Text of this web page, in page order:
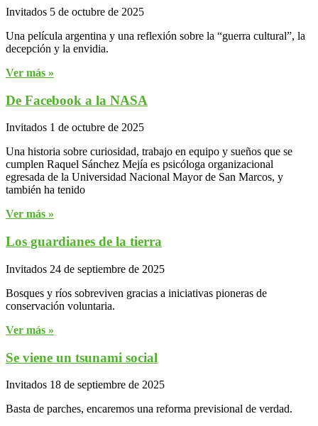
Invitados 5 de octubre de 2025
Una película argentina y una reflexión sobre la “guerra cultural”, la
decepción y la envidia.
Ver más »
De Facebook a la NASA
Invitados 1 de octubre de 2025
Una historia sobre curiosidad, trabajo en equipo y sueños que se
cumplen Raquel Sánchez Mejía es psicóloga organizacional
egresada de la Universidad Nacional Mayor de San Marcos, y
también ha tenido
Ver más »
Los guardianes de la tierra
Invitados 24 de septiembre de 2025
Bosques y ríos sobreviven gracias a iniciativas pioneras de
conservación voluntaria.
Ver más »
Se viene un tsunami social
Invitados 18 de septiembre de 2025
Basta de parches, encaremos una reforma previsional de verdad.